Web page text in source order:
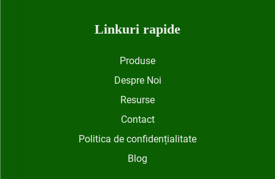
Linkuri rapide
Produse
Despre Noi
Resurse
Contact
Politica de confidențialitate
Blog